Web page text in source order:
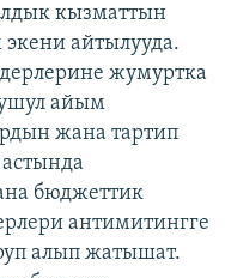
кызматтын
айтылууда.
жумуртка
айым
жана тартип
бюджеттик
антимитингге
алып жатышат.